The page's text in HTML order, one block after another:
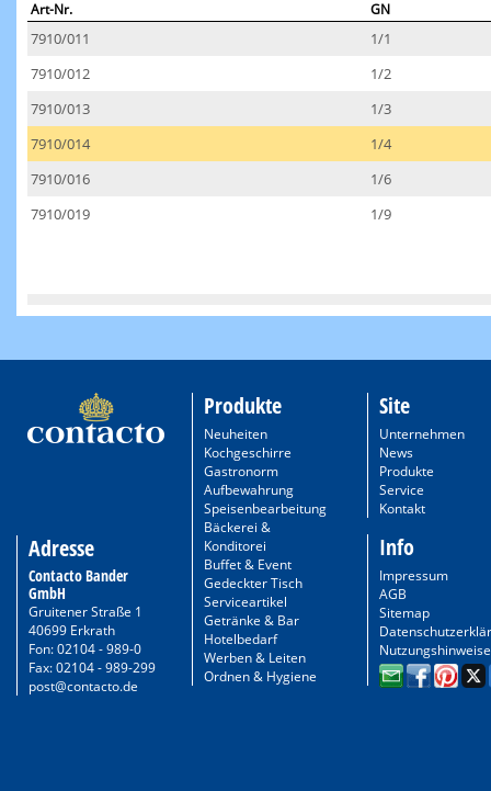
Art-Nr. GN
7910/011
1/1
7910/012
1/2
7910/013
1/3
7910/014
1/4
7910/016
1/6
7910/019
1/9
Adresse
Contacto Bander
GmbH
Gruitener Straße 1
40699 Erkrath
Fon: 02104 - 989-0
Fax: 02104 - 989-299
post@contacto.de
Produkte
Neuheiten
Kochgeschirre
Gastronorm
Aufbewahrung
Speisenbearbeitung
Bäckerei &
Konditorei
Buffet & Event
Gedeckter Tisch
Serviceartikel
Getränke & Bar
Hotelbedarf
Werben & Leiten
Ordnen & Hygiene
Site
Unternehmen
News
Produkte
Service
Kontakt
Info
Impressum
AGB
Sitemap
Nutzungshinweise